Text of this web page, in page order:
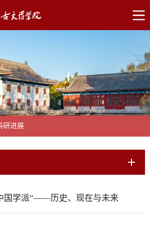
研进展
国学派”——历史、现在与未来